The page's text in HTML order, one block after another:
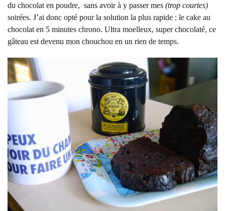
du chocolat en poudre, sans avoir à y passer mes (trop courtes)
soirées. J’ai donc opté pour la solution la plus rapide : le cake au
chocolat en 5 minutes chrono. Ultra moelleux, super chocolaté, ce
gâteau est devenu mon chouchou en un rien de temps.